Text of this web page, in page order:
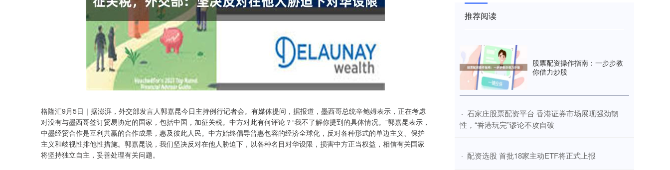
格隆汇9月5日｜据澎湃，外交部发言人郭嘉昆今日主持例行记者会。有媒体提问，据报道，墨西哥总统辛鲍姆表示，正在考虑
对没有与墨西哥签订贸易协定的国家，包括中国，加征关税。中方对此有何评论？“我不了解你提到的具体情况。”郭嘉昆表示，
中墨经贸合作是互利共赢的合作成果，惠及彼此人民。中方始终倡导普惠包容的经济全球化，反对各种形式的单边主义、保护
主义和歧视性排他性措施。郭嘉昆说，我们坚决反对在他人胁迫下，以各种名目对华设限，损害中方正当权益，相信有关国家
将坚持独立自主，妥善处理有关问题。
推荐阅读
股票配资操作指南：一步步教
你借力炒股
· ​石家庄股票配资平台 香港证券市场展现强劲韧
性，“香港玩完”谬论不攻自破
· ​配资选股 首批18家主动ETF将正式上报